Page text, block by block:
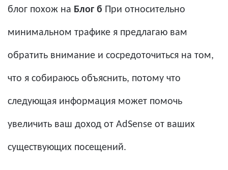
блог похож на Блог б При относительно
минимальном трафике я предлагаю вам
обратить внимание и сосредоточиться на том,
что я собираюсь объяснить, потому что
следующая информация может помочь
увеличить ваш доход от AdSense от ваших
существующих посещений.